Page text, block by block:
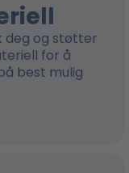
deg og støtter
for å
best mulig